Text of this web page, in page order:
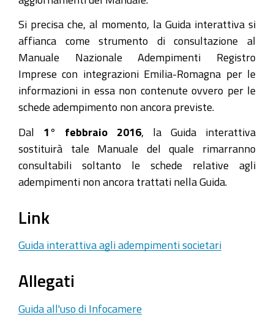
Si precisa che, al momento, la Guida interattiva si
affianca come strumento di consultazione al
Manuale Nazionale Adempimenti Registro
Imprese con integrazioni Emilia-Romagna per le
informazioni in essa non contenute ovvero per le
schede adempimento non ancora previste.
Dal 1° febbraio 2016 , la Guida interattiva
sostituirà tale Manuale del quale rimarranno
consultabili soltanto le schede relative agli
adempimenti non ancora trattati nella Guida.
Link
Guida interattiva agli adempimenti societari
Allegati
Guida all'uso di Infocamere